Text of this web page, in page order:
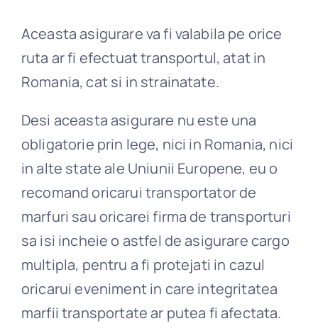
Aceasta asigurare va fi valabila pe orice
ruta ar fi efectuat transportul, atat in
Romania, cat si in strainatate.
Desi aceasta asigurare nu este una
obligatorie prin lege, nici in Romania, nici
in alte state ale Uniunii Europene, eu o
recomand oricarui transportator de
marfuri sau oricarei firma de transporturi
sa isi incheie o astfel de asigurare cargo
multipla, pentru a fi protejati in cazul
oricarui eveniment in care integritatea
marfii transportate ar putea fi afectata.